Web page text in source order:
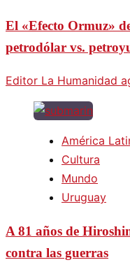
El «Efecto Ormuz»
petrodólar vs.
Editor La Humanidad
América
Cultura
Mundo
Uruguay
A 81 años de
contra las guerras